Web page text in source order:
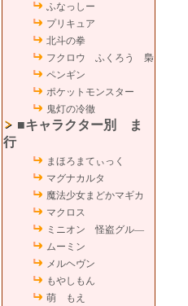
ふなっしー
プリキュア
北斗の拳
フクロウ ふくろう 梟
ペンギン
ポケットモンスター
鬼灯の冷徹
■キャラクター別 ま
行
まほろまてぃっく
マグナカルタ
魔法少女まどかマギカ
マクロス
ミニオン 怪盗グル―
ムーミン
メルヘヴン
もやしもん
萌 もえ